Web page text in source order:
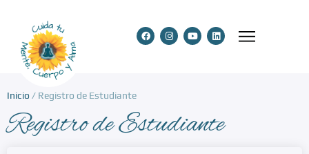
Inicio / Registro de Estudiante
Registro de Estudiante